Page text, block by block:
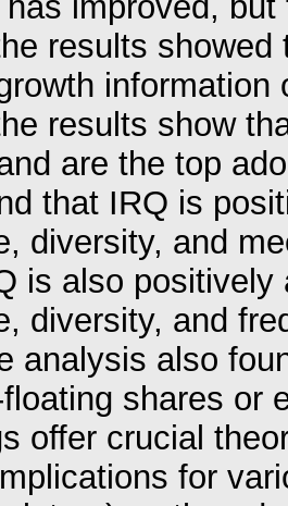
results
results show
are the top
that IRQ is
diversity, and
is also
diversity, and
analysis also
shares or
offer crucial
for